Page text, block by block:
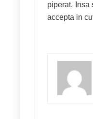
piperat. Insa
accepta in